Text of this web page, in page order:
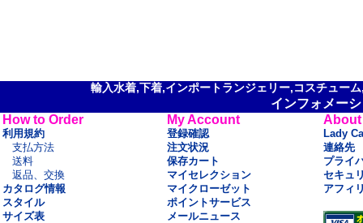
輸入水着,下着,インポートランジェリー,コスチュー
インフォメー
How to Order
利用規約
支払方法
送料
返品、交換
カタログ情報
スタイル
サイズ表
My Account
登録確認
注文状況
保存カート
マイセレクション
マイクローゼット
ポイントサービス
メールニュース
About
Lady
連絡先
プライ
セキュ
アフィ